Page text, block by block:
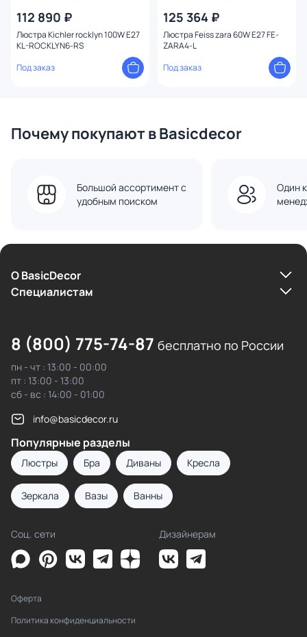
112 890 ₽
Люстра Kichler rocklyn 100W E27
KL-ROCKLYN6-RS
Под заказ
125 364 ₽
Люстра Feiss zara 60W E27 FE-
ZARA4-L
Под заказ
Почему покупают в Basicdecor
Большой ассортимент с
удобным поиском
Один
О BasicDecor
Cпециалистам
8 (800) 775-74-87 бесплатно по России
пн - чт : 13:00 - 00:00
пт : 13:00 - 13:00
сб - вс : 14:00 - 01:00
info@basicdecor.ru
Популярные разделы
Люстры Бра Диваны Кресла
Зеркала Вазы Ванны
Соц. сети Дизайнерам
Оферта
Политика конфиденциальности